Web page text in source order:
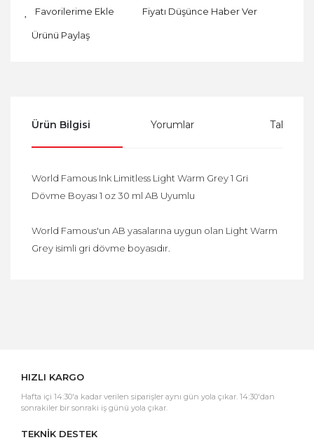
Fiyatı Düşünce Haber Ver
Ürünü Paylaş
Ürün Bilgisi Yorumlar Taksit
World Famous Ink Limitless Light Warm Grey 1 Gri
Dövme Boyası 1 oz 30 ml AB Uyumlu
World Famous'un AB yasalarına uygun olan Light Warm
Grey isimli gri dövme boyasıdır.
HIZLI KARGO
Hafta içi 14:30'a kadar verilen siparişler aynı gün yola çıkar. 14:30'dan
sonrakiler bir sonraki iş günü yola çıkar.
TEKNİK DESTEK